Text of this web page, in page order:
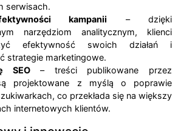
serwisach.
kampanii – dzięki
narzędziom analitycznym, klienci
efektywność swoich działań i
strategie marketingowe.
SEO– treści publikowane przez
projektowane z myślą o poprawie
co przekłada się na większy
internetowych klientów.